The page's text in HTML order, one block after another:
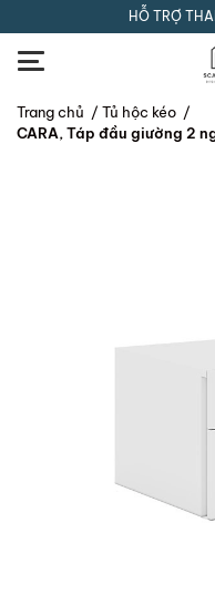
HỖ TRỢ
Trang chủ / Tủ hộc kéo /
CARA, Táp đầu giường 2